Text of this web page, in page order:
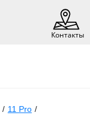
Контакты
/ 11 Pro /